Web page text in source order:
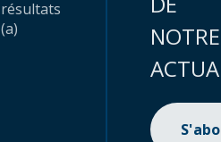
résultats
(a)
NOTRE